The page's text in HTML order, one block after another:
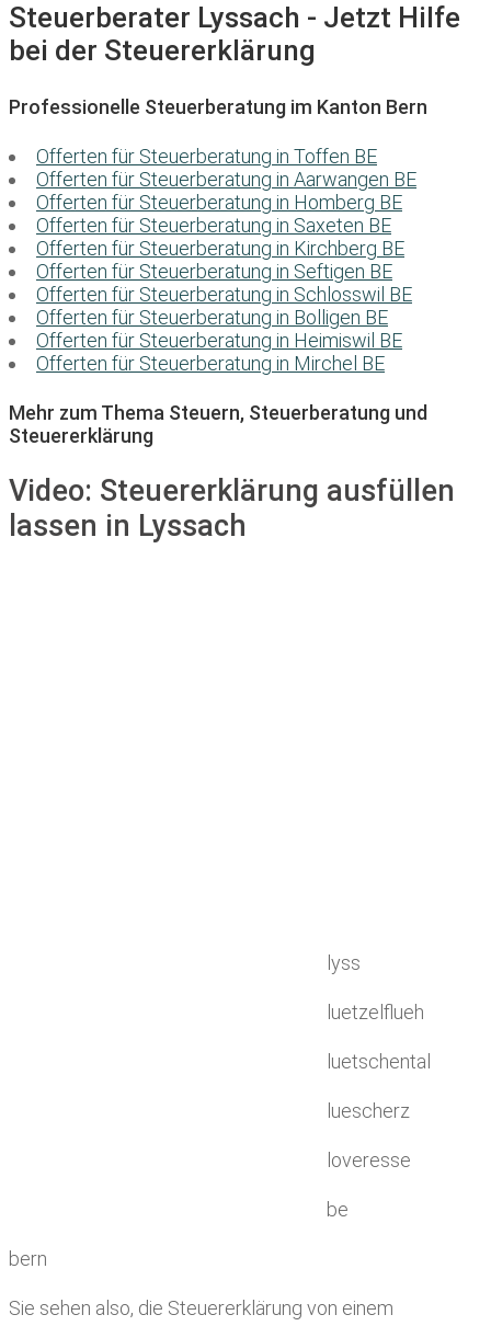
Steuerberater Lyssach - Jetzt Hilfe
bei der Steuererklärung
Professionelle Steuerberatung im Kanton Bern
Offerten für Steuerberatung in Toffen BE
Offerten für Steuerberatung in Aarwangen BE
Offerten für Steuerberatung in Homberg BE
Offerten für Steuerberatung in Saxeten BE
Offerten für Steuerberatung in Kirchberg BE
Offerten für Steuerberatung in Seftigen BE
Offerten für Steuerberatung in Schlosswil BE
Offerten für Steuerberatung in Bolligen BE
Offerten für Steuerberatung in Heimiswil BE
Offerten für Steuerberatung in Mirchel BE
Mehr zum Thema Steuern, Steuerberatung und
Steuererklärung
Video: Steuererklärung ausfüllen
lassen in Lyssach
lyss
luetzelflueh
luetschental
luescherz
loveresse
be
bern
Sie sehen also, die Steuererklärung von einem